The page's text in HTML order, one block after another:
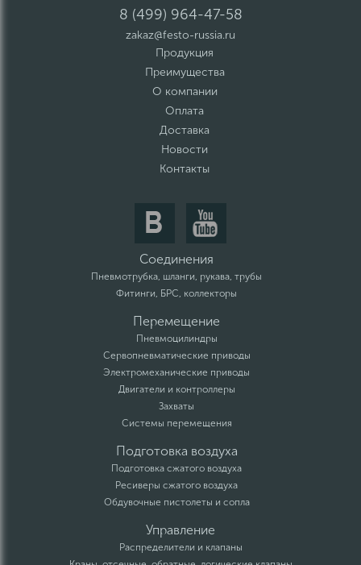
8 (499) 964-47-58
zakaz@festo-russia.ru
Продукция
Преимущества
О компании
Оплата
Доставка
Новости
Контакты
Соединения
Пневмотрубка, шланги, рукава, трубы
Фитинги, БРС, коллекторы
Перемещение
Пневмоцилиндры
Сервопневматические приводы
Электромеханические приводы
Двигатели и контроллеры
Захваты
Системы перемещения
Подготовка воздуха
Подготовка сжатого воздуха
Ресиверы сжатого воздуха
Обдувочные пистолеты и сопла
Управление
Распределители и клапаны